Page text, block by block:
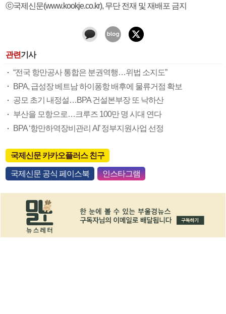
ⓒ국제신문(www.kookje.co.kr), 무단 전재 및 재배포 금지
관련기사
“전국 항만공사 통합은 분권역행…위법 소지도”
BPA, 급성장 베트남 하이퐁항 배후에 물류거점 확보
공모 초기 내정설…BPA 건설본부장 또 낙하산
부산을 모항으로…크루즈 100만 명 시대 연다
BPA ‘항만하역장비관리 AI’ 정부지원사업 선정
국제신문 카카오플러스 친구
국제신문 공식 페이스북 인스타그램